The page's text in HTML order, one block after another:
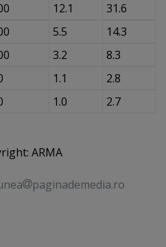
12.1
31.6
5.5
14.3
3.2
8.3
1.1
2.8
1.0 2.7
ARMA
paginademedia.ro